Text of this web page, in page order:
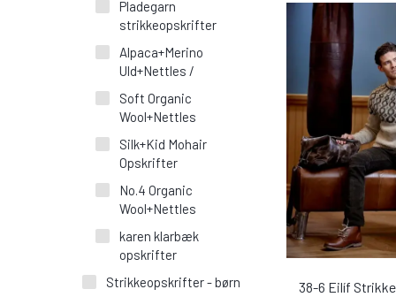
Pladegarn
strikkeopskrifter
Alpaca+Merino
Uld+Nettles /
Soft Organic
Wool+Nettles
Silk+Kid Mohair
Opskrifter
No.4 Organic
Wool+Nettles
karen klarbæk
opskrifter
Strikkeopskrifter - børn
38-6 Eilíf